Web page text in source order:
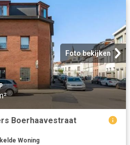
Foto bekijken
Boerhaavestraat
Woning